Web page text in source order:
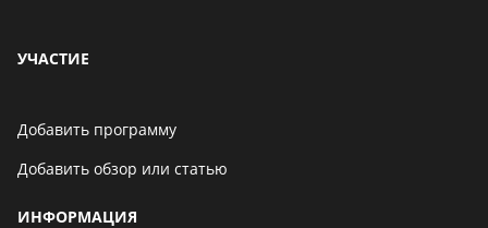
УЧАСТИЕ
Добавить программу
Добавить обзор или статью
ИНФОРМАЦИЯ